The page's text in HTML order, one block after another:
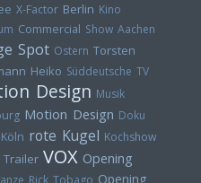
X-Factor Berlin Kino
Commercial Show Aachen
Spot Ostern Torsten
Heiko Süddeutsche TV
Design Musik
Motion Design Doku
Köln rote Kugel Kochshow
Trailer VOX Opening
Opening